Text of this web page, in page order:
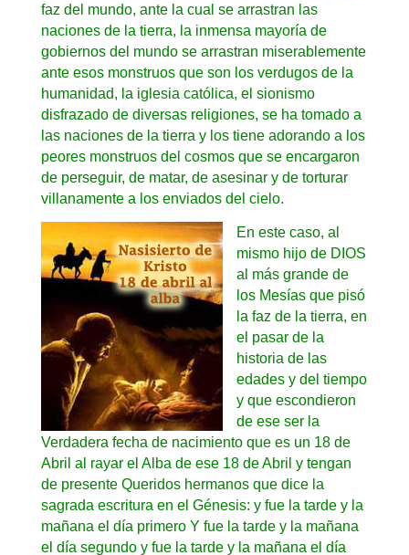
faz del mundo, ante la cual se arrastran las
naciones de la tierra, la inmensa mayoría de
gobiernos del mundo se arrastran miserablemente
ante esos monstruos que son los verdugos de la
humanidad, la iglesia católica, el sionismo
disfrazado de diversas religiones, se ha tomado a
las naciones de la tierra y los tiene adorando a los
peores monstruos del cosmos que se encargaron
de perseguir, de matar, de asesinar y de torturar
villanamente a los enviados del cielo.
En este caso, al
mismo hijo de DIOS
al más grande de
los Mesías que pisó
la faz de la tierra, en
el pasar de la
historia de las
edades y del tiempo
y que escondieron
de ese ser la
Verdadera fecha de nacimiento que es un 18 de
Abril al rayar el Alba de ese 18 de Abril y tengan
de presente Queridos hermanos que dice la
sagrada escritura en el Génesis: y fue la tarde y la
mañana el día primero Y fue la tarde y la mañana
el día segundo y fue la tarde y la mañana el día